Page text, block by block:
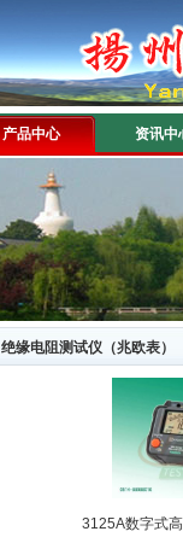
产品中心 资讯中
绝缘电阻测试仪（兆欧表）
3125A数字式